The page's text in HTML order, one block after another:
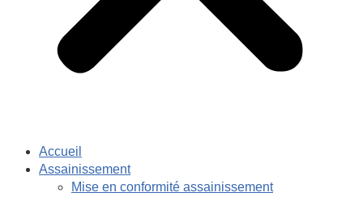
Accueil
Assainissement
Mise en conformité assainissement